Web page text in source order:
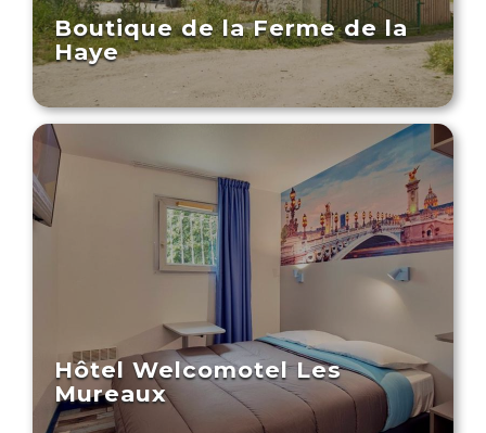
Boutique de la Ferme de la
Haye
Hôtel Welcomotel Les
Mureaux